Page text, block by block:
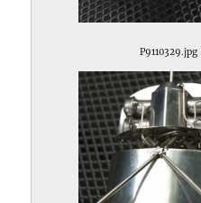
P9110329.jpg